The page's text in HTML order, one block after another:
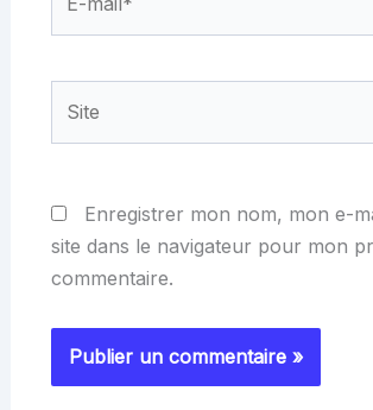
Enregistrer mon nom, mon e-
site dans le navigateur pour mon
commentaire.